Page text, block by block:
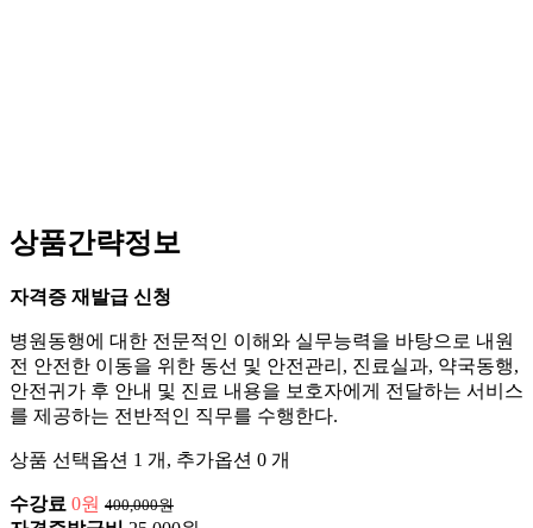
상품간략정보
자격증 재발급 신청
병원동행에 대한 전문적인 이해와 실무능력을 바탕으로 내원
전 안전한 이동을 위한 동선 및 안전관리, 진료실과, 약국동행,
안전귀가 후 안내 및 진료 내용을 보호자에게 전달하는 서비스
를 제공하는 전반적인 직무를 수행한다.
상품 선택옵션 1 개, 추가옵션 0 개
수강료 0원 400,000원